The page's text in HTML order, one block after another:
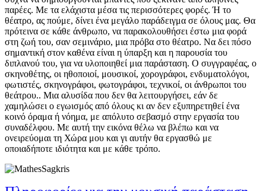
παρέες. Με τα ελάχιστα μέσα τις περισσότερες φορές. Ή το
θέατρο, ας πούμε, δίνει ένα μεγάλο παράδειγμα σε όλους μας. Θα
πρότεινα σε κάθε άνθρωπο, να παρακολουθήσει έστω μια φορά
στη ζωή του, σαν σεμινάριο, μια πρόβα στο θέατρο. Να δει πόσο
σημαντική στον καθένα είναι η ύπαρξη και η παρουσία του
διπλανού του, για να υλοποιηθεί μια παράσταση. Ο συγγραφέας, ο
σκηνοθέτης, οι ηθοποιοί, μουσικοί, χορογράφοι, ενδυματολόγοι,
φωτιστές, σκηνογράφοι, φωτογράφοι, τεχνικοί, οι άνθρωποι του
θεάτρου.. Μια αλυσίδα που δεν θα λειτουργήσει, εάν δε
χαμηλώσει ο εγωισμός από όλους κι αν δεν εξυπηρετηθεί ένα
κοινό όραμα ή νόημα, με απόλυτο σεβασμό στην εργασία του
συναδέλφου. Με αυτή την εικόνα θέλω να βλέπω και να
ονειρεύομαι τη Χώρα μου και γι αυτήν θα εργασθώ με
οποιαδήποτε ιδιότητα και με κάθε τρόπο.